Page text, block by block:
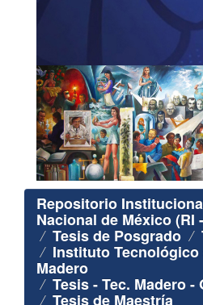
Repositorio
Nacional de México (RI
Tesis de Posgrado
Instituto Tecnológico
Madero
Tesis - Tec. Madero -
Tesis de Maestría